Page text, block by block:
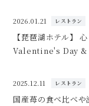
2026.01.21 レストラン
【琵琶湖ホテル】
Valentine's Day
2025.12.11 レストラン
国産苺の食べ比べ